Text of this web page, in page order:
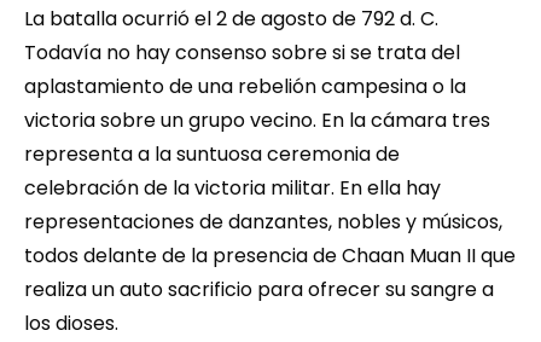
La batalla ocurrió el 2 de agosto de 792 d. C.
Todavía no hay consenso sobre si se trata del
aplastamiento de una rebelión campesina o la
victoria sobre un grupo vecino. En la cámara tres
representa a la suntuosa ceremonia de
celebración de la victoria militar. En ella hay
representaciones de danzantes, nobles y músicos,
todos delante de la presencia de Chaan Muan II que
realiza un auto sacrificio para ofrecer su sangre a
los dioses.